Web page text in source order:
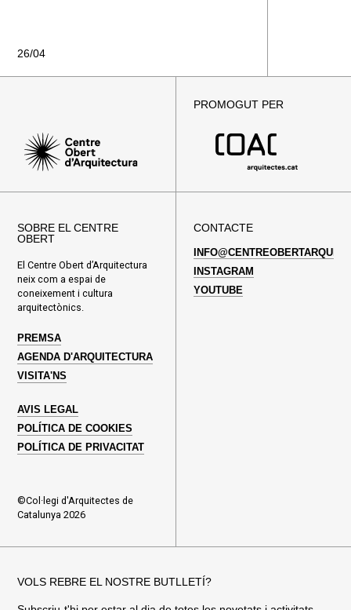
26/04
PROMOGUT PER
SOBRE EL CENTRE
OBERT
El Centre Obert d’Arquitectura
neix com a espai de
coneixement i cultura
arquitectònics.
PREMSA
AGENDA D'ARQUITECTURA
VISITA'NS
AVIS LEGAL
POLÍTICA DE COOKIES
POLÍTICA DE PRIVACITAT
©Col·legi d'Arquitectes de
Catalunya 2026
CONTACTE
INSTAGRAM
YOUTUBE
VOLS REBRE EL NOSTRE BUTLLETÍ?